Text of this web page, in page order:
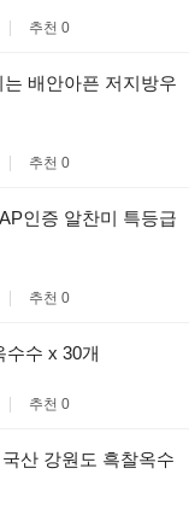
추천 0
배안아픈 저지방우
추천 0
인증 알찬미 특등급
추천 0
수수 x 30개
추천 0
산 강원도 흑찰옥수